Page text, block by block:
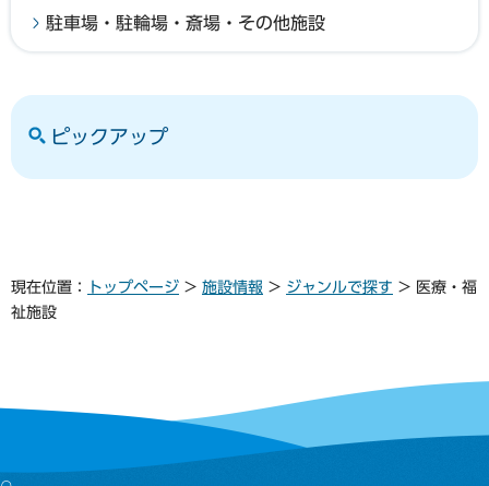
駐車場・駐輪場・斎場・その他施設
ピックアップ
現在位置： トップページ > 施設情報 > ジャンルで探す > 医療・福
祉施設